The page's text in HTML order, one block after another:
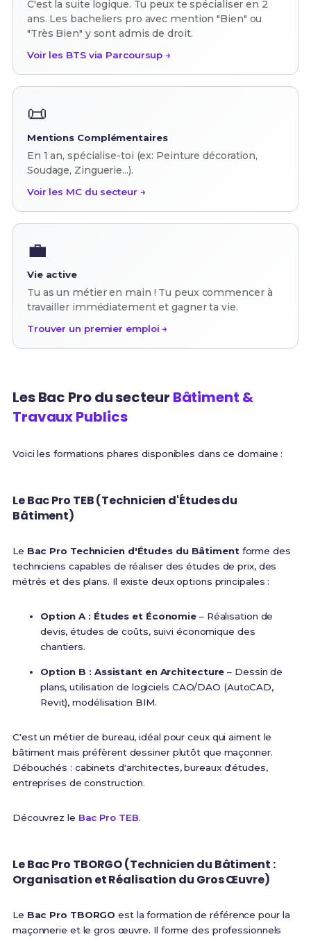
C'est la suite logique. Tu peux te spécialiser en 2
ans. Les bacheliers pro avec mention "Bien" ou
"Très Bien" y sont admis de droit.
Voir les BTS via Parcoursup →
📜
Mentions Complémentaires
En 1 an, spécialise-toi (ex: Peinture décoration,
Soudage, Zinguerie...).
Voir les MC du secteur →
💼
Vie active
Tu as un métier en main ! Tu peux commencer à
travailler immédiatement et gagner ta vie.
Trouver un premier emploi →
Les Bac Pro du secteur Bâtiment &
Travaux Publics
Voici les formations phares disponibles dans ce domaine :
Le Bac Pro TEB (Technicien d'Études du
Bâtiment)
Le Bac Pro Technicien d'Études du Bâtiment forme des
techniciens capables de réaliser des études de prix, des
métrés et des plans. Il existe deux options principales :
Option A : Études et Économie – Réalisation de
devis, études de coûts, suivi économique des
chantiers.
Option B : Assistant en Architecture – Dessin de
plans, utilisation de logiciels CAO/DAO (AutoCAD,
Revit), modélisation BIM.
C'est un métier de bureau, idéal pour ceux qui aiment le
bâtiment mais préfèrent dessiner plutôt que maçonner.
Débouchés : cabinets d'architectes, bureaux d'études,
entreprises de construction.
Découvrez le Bac Pro TEB.
Le Bac Pro TBORGO (Technicien du Bâtiment :
Organisation et Réalisation du Gros Œuvre)
Le Bac Pro TBORGO est la formation de référence pour la
maçonnerie et le gros œuvre. Il forme des professionnels